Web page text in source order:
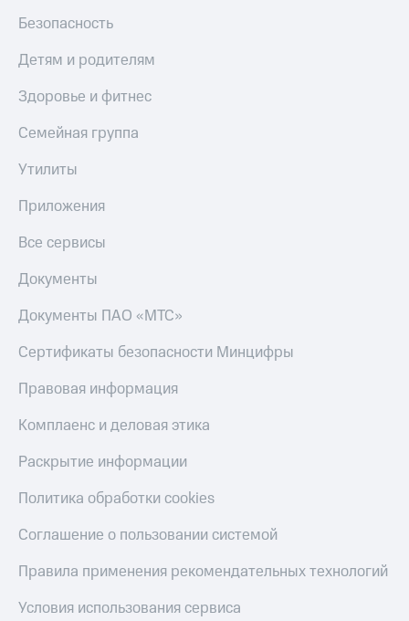
Безопасность
Детям и родителям
Здоровье и фитнес
Семейная группа
Утилиты
Приложения
Все сервисы
Документы
Документы ПАО «МТС»
Сертификаты безопасности Минцифры
Правовая информация
Комплаенс и деловая этика
Раскрытие информации
Политика обработки cookies
Соглашение о пользовании системой
Правила применения рекомендательных технологий
Условия использования сервиса